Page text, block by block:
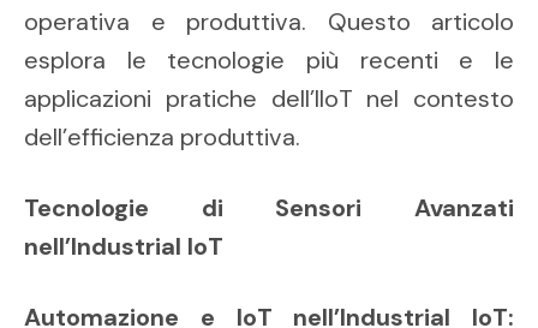
operativa e produttiva. Questo articolo
esplora le tecnologie più recenti e le
applicazioni pratiche dell’IIoT nel contesto
dell’efficienza produttiva.
Tecnologie di Sensori Avanzati
nell’Industrial IoT
Automazione e IoT nell’Industrial IoT: